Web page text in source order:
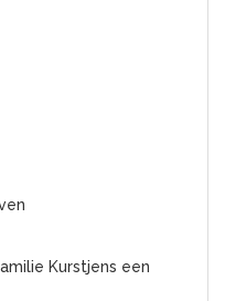
Kurstjens een